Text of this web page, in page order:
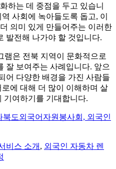
하는 데 중점을 두고 있습니
사회에 녹아들도록 돕고, 이
의미 있게 만들어주는 이러한
발전해 나가야 할 것입니다.
램은 전북 지역이 문화적으로
잘 보여주는 사례입니다. 앞으
어 다양한 배경을 가진 사람들
에 대해 더 많이 이해하며 살
기여하기를 기대합니다.
도외국어자원봉사회, 외국인
비스 소개 , 외국인 자동차 렌